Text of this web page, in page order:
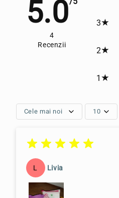
5.0
4
Recenzii
3
2
1
Cele mai noi 10
L Livia